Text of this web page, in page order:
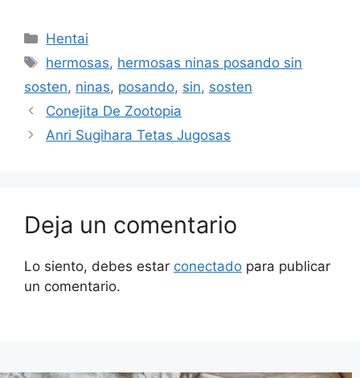
Categorías
Hentai
Etiquetas
hermosas, hermosas ninas posando sin
sosten, ninas, posando, sin, sosten
Conejita De Zootopia
Anri Sugihara Tetas Jugosas
Deja un comentario
Lo siento, debes estar conectado para publicar
un comentario.